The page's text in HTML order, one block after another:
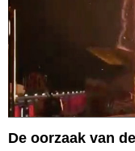
De oorzaak van